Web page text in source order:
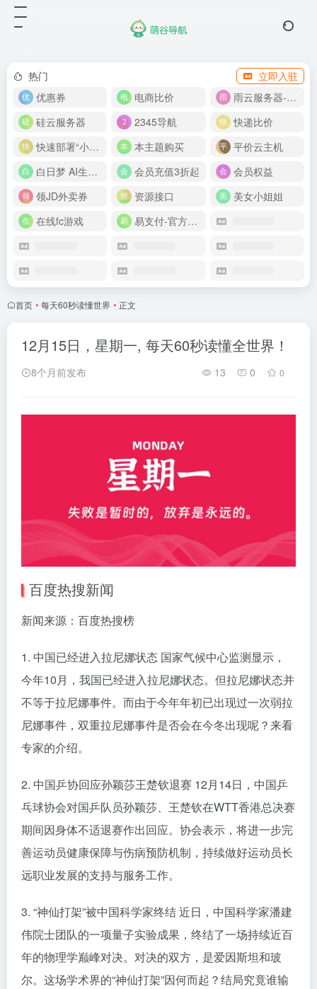
热门
立即入驻
优惠券
电商比价
雨云服务器-新人首月 5 折
硅云服务器
2345导航
快递比价
快速部署“小龙虾”
本主题购买
平价云主机
白日梦 AI生成50分钟视频
会员充值3折起
会员权益
领JD外卖券
资源接口
美女小姐姐
在线fc游戏
易支付-官方网站
首页 • 每天60秒读懂世界 • 正文
12月15日，星期一, 每天60秒读懂全世界！
8个月前发布 13 0 0
百度热搜新闻
新闻来源：百度热搜榜
1. 中国已经进入拉尼娜状态 国家气候中心监测显示，
今年10月，我国已经进入拉尼娜状态。但拉尼娜状态并
不等于拉尼娜事件。而由于今年年初已出现过一次弱拉
尼娜事件，双重拉尼娜事件是否会在今冬出现呢？来看
专家的介绍。
2. 中国乒协回应孙颖莎王楚钦退赛 12月14日，中国乒
乓球协会对国乒队员孙颖莎、王楚钦在WTT香港总决赛
期间因身体不适退赛作出回应。协会表示，将进一步完
善运动员健康保障与伤病预防机制，持续做好运动员长
远职业发展的支持与服务工作。
3. “神仙打架”被中国科学家终结 近日，中国科学家潘建
伟院士团队的一项量子实验成果，终结了一场持续近百
年的物理学巅峰对决。对决的双方，是爱因斯坦和玻
尔。这场学术界的“神仙打架”因何而起？结局究竟谁输